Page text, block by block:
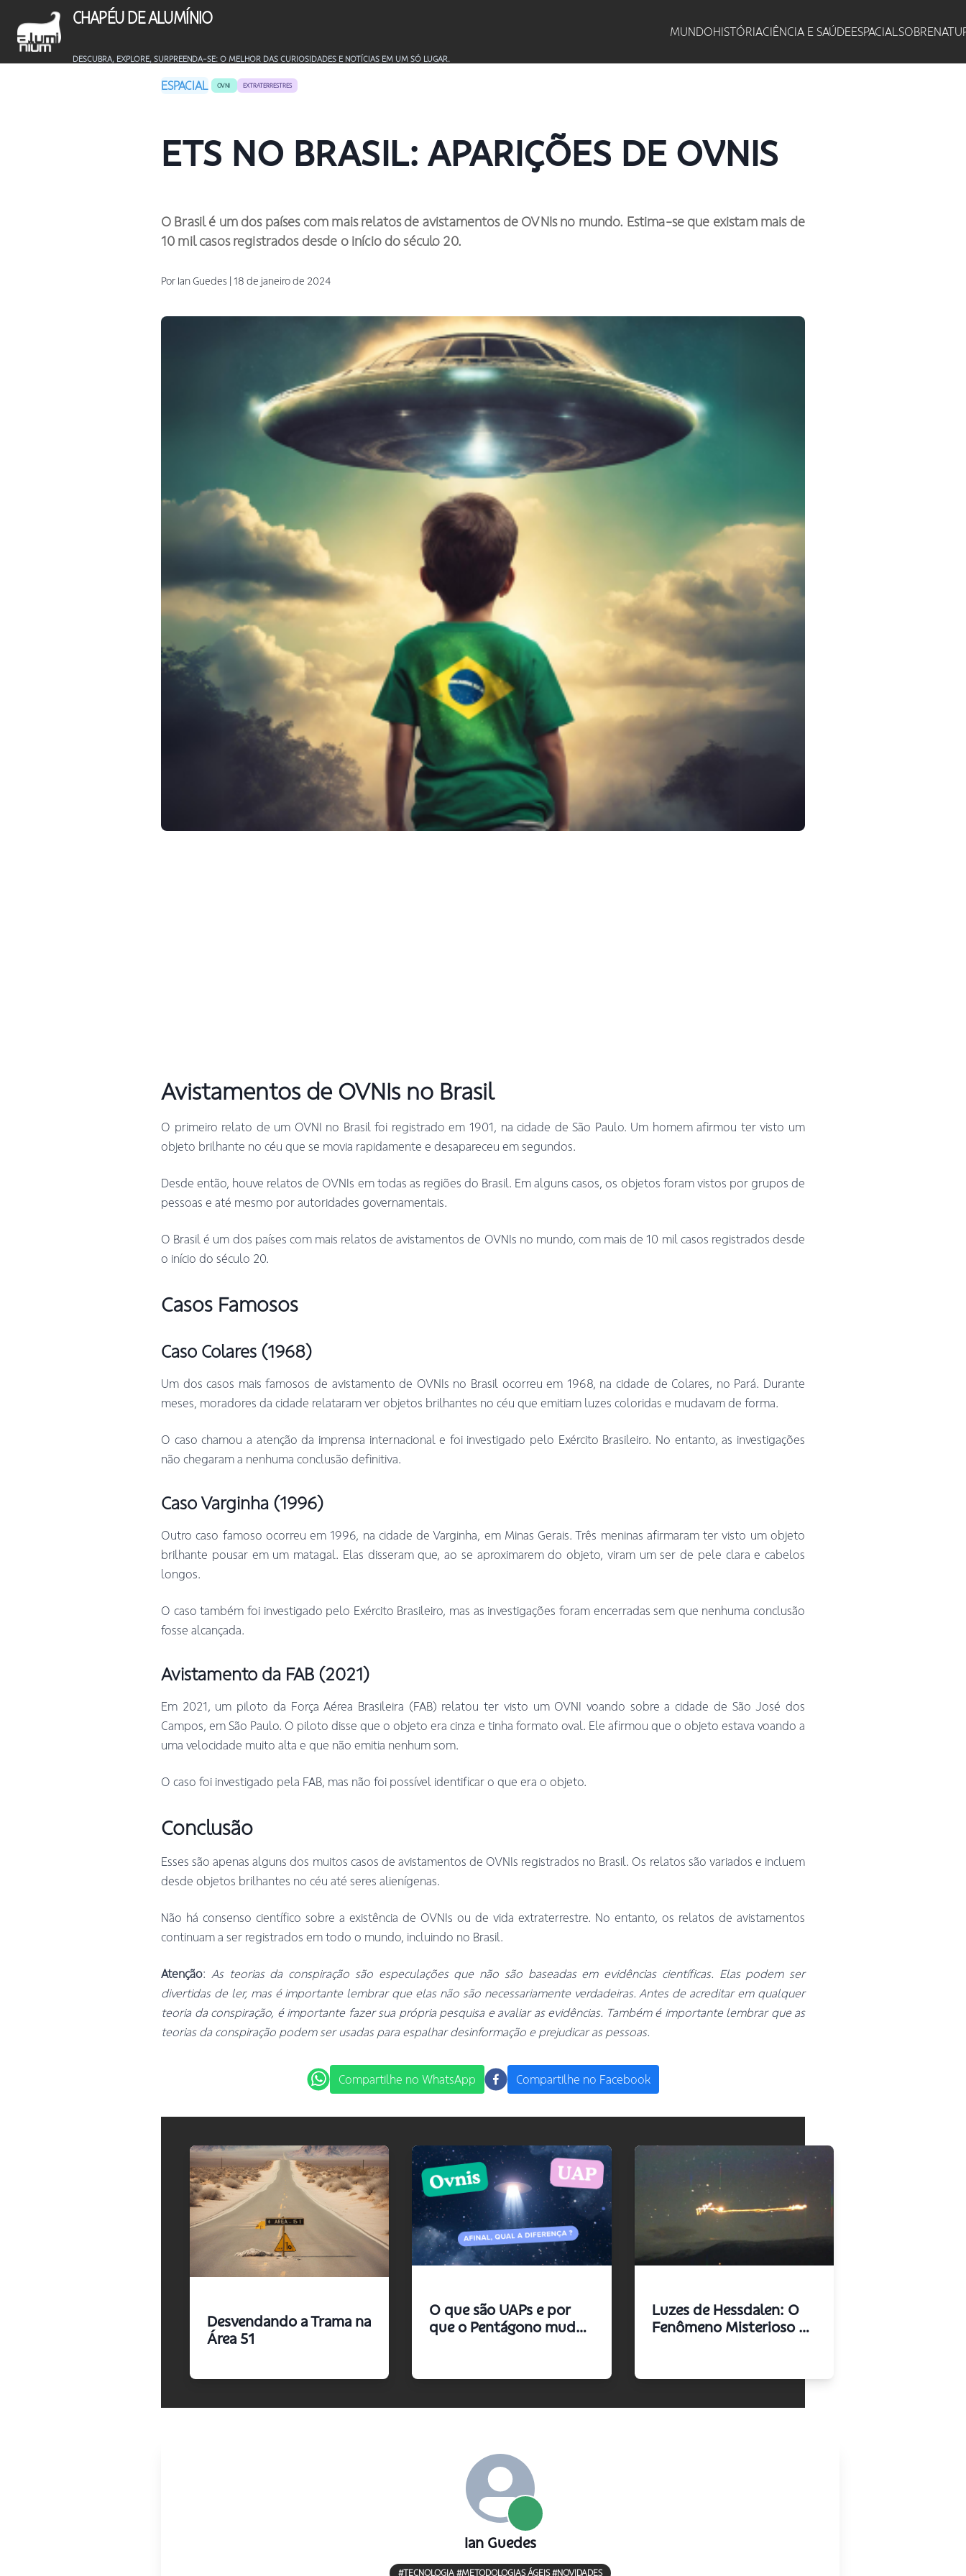
CHAPÉU DE ALUMÍNIO
DESCUBRA, EXPLORE, SURPREENDA-SE: O MELHOR DAS CURIOSIDADES E NOTÍCIAS EM UM SÓ LUGAR.
MUNDOHISTÓRIACIÊNCIA E SAÚDEESPACIAL
ESPACIAL OVNI EXTRATERRESTRES
ETS NO BRASIL: APARIÇÕES DE OVNIS
O Brasil é um dos países com mais relatos de avistamentos de OVNIs no mundo. Estima-se que existam mais de
10 mil casos registrados desde o início do século 20.
Por IanGuedes 18 de janeiro de 2024
Avistamentos de OVNIs no Brasil
O primeiro relato de um OVNI no Brasil foi registrado em 1901, na cidade de São Paulo. Um homem afirmou ter visto um
objeto brilhante no céu que se movia rapidamente e desapareceu em segundos.
Desde então, houve relatos de OVNIs em todas as regiões do Brasil. Em alguns casos, os objetos foram vistos por grupos de
pessoas e até mesmo por autoridades governamentais.
O Brasil é um dos países com mais relatos de avistamentos de OVNIs no mundo, com mais de 10 mil casos registrados desde
o início do século 20.
Casos Famosos
Caso Colares (1968)
Um dos casos mais famosos de avistamento de OVNIs no Brasil ocorreu em 1968, na cidade de Colares, no Pará. Durante
meses, moradores da cidade relataram ver objetos brilhantes no céu que emitiam luzes coloridas e mudavam de forma.
O caso chamou a atenção da imprensa internacional e foi investigado pelo Exército Brasileiro. No entanto, as investigações
não chegaram a nenhuma conclusão definitiva.
Caso Varginha (1996)
Outro caso famoso ocorreu em 1996, na cidade de Varginha, em Minas Gerais. Três meninas afirmaram ter visto um objeto
brilhante pousar em um matagal. Elas disseram que, ao se aproximarem do objeto, viram um ser de pele clara e cabelos
longos.
O caso também foi investigado pelo Exército Brasileiro, mas as investigações foram encerradas sem que nenhuma conclusão
fosse alcançada.
Avistamento da FAB (2021)
Em 2021, um piloto da Força Aérea Brasileira (FAB) relatou ter visto um OVNI voando sobre a cidade de São José dos
Campos, em São Paulo. O piloto disse que o objeto era cinza e tinha formato oval. Ele afirmou que o objeto estava voando a
uma velocidade muito alta e que não emitia nenhum som.
O caso foi investigado pela FAB, mas não foi possível identificar o que era o objeto.
Conclusão
Esses são apenas alguns dos muitos casos de avistamentos de OVNIs registrados no Brasil. Os relatos são variados e incluem
desde objetos brilhantes no céu até seres alienígenas.
Não há consenso científico sobre a existência de OVNIs ou de vida extraterrestre. No entanto, os relatos de avistamentos
continuam a ser registrados em todo o mundo, incluindo no Brasil.
Atenção: As teorias da conspiração são especulações que não são baseadas em evidências científicas. Elas podem ser
divertidas de ler, mas é importante lembrar que elas não são necessariamente verdadeiras. Antes de acreditar em qualquer
teoria da conspiração, é importante fazer sua própria pesquisa e avaliar as evidências. Também é importante lembrar que as
teorias da conspiração podem ser usadas para espalhar desinformação e prejudicar as pessoas.
Compartilhe no WhatsApp Compartilhe no Facebook
Desvendando a Trama na
Área 51
O que são UAPs e por
que o Pentágono mudou
Luzes de Hessdalen: O
Fenômeno Misterioso da
Ian Guedes
#TECNOLOGIA #METODOLOGIAS ÁGEIS #NOVIDADES